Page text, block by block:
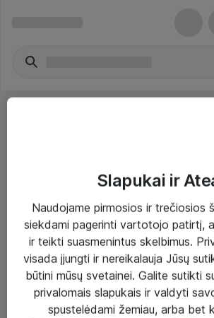
Paslaugos
Sprendimai
Įgyvendinti projektai
Atea ekspertų patarimai verslui
Slapukai ir
Naudojame pirmosios ir trečiosios
siekdami pagerinti vartotojo patirtį,
ir teikti suasmenintus skelbimus.
visada įjungti ir nereikalauja Jūsų
būtini mūsų svetainei. Galite sutikti
privalomais slapukais ir valdyti
spustelėdami žemiau, arba bet